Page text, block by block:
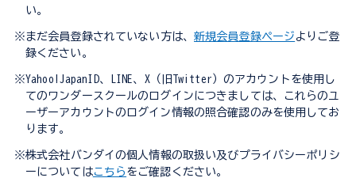
い。
※まだ会員登録されていない方は、 新規会員登録ページ よりご登
録ください。
※Yahoo!JapanID、LINE、X（旧Twitter）のアカウントを使用し
てのワンダースクールのログインにつきましては、これらのユ
ーザーアカウントのログイン情報の照合確認のみを使用してお
ります。
※株式会社バンダイの個人情報の取扱い及びプライバシーポリシ
ーについてはこちら をご確認ください。